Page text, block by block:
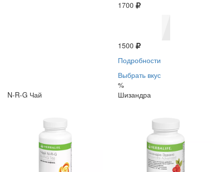
1700
1500
Подробности
Выбрать вкус
%
N-R-G Чай
Шизандра